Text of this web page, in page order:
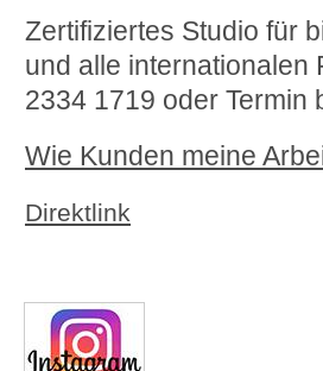
Zertifiziertes Studio für
und alle internationalen
2334 1719 oder Termin
Wie Kunden meine
Direktlink